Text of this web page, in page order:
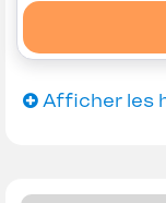
Afficher les